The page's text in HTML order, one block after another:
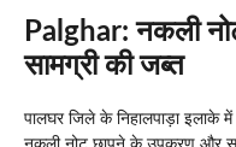
Palghar: नकली
सामग्री की जब्त
पालघर जिले के निहालपाड़ा इलाके